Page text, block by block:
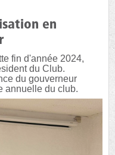
en
fin d'année 2024,
du Club.
du gouverneur
annuelle du club.